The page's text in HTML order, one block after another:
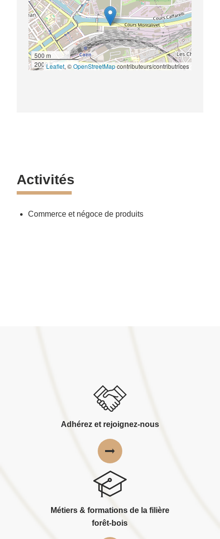
500 m
2000 ftLeaflet, ©OpenStreetMapcontributeurs/contributrices
Activités
Commerce et négoce de produits
Adhérez et rejoignez-nous
Métiers & formations de la filière
forêt-bois